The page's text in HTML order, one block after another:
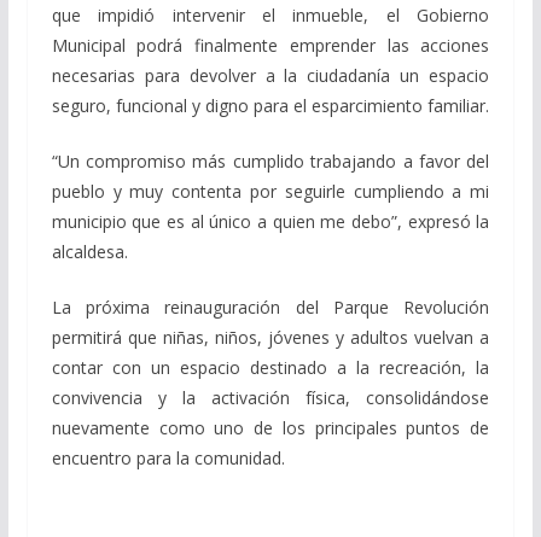
que impidió intervenir el inmueble, el Gobierno
Municipal podrá finalmente emprender las acciones
necesarias para devolver a la ciudadanía un espacio
seguro, funcional y digno para el esparcimiento familiar.
“Un compromiso más cumplido trabajando a favor del
pueblo y muy contenta por seguirle cumpliendo a mi
municipio que es al único a quien me debo”, expresó la
alcaldesa.
La próxima reinauguración del Parque Revolución
permitirá que niñas, niños, jóvenes y adultos vuelvan a
contar con un espacio destinado a la recreación, la
convivencia y la activación física, consolidándose
nuevamente como uno de los principales puntos de
encuentro para la comunidad.